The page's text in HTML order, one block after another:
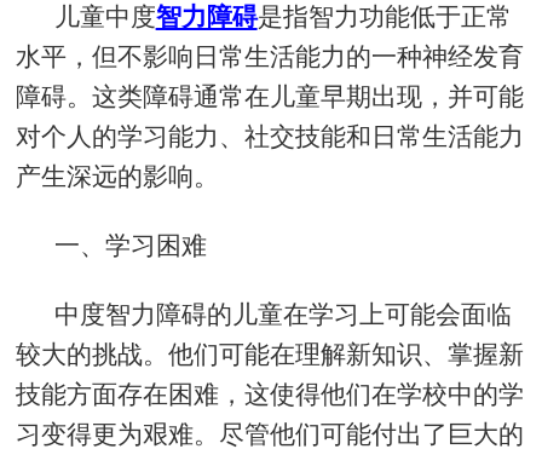
儿童中度智力障碍是指智力功能低于正常
水平，但不影响日常生活能力的一种神经发育
障碍。这类障碍通常在儿童早期出现，并可能
对个人的学习能力、社交技能和日常生活能力
产生深远的影响。
一、学习困难
中度智力障碍的儿童在学习上可能会面临
较大的挑战。他们可能在理解新知识、掌握新
技能方面存在困难，这使得他们在学校中的学
习变得更为艰难。尽管他们可能付出了巨大的